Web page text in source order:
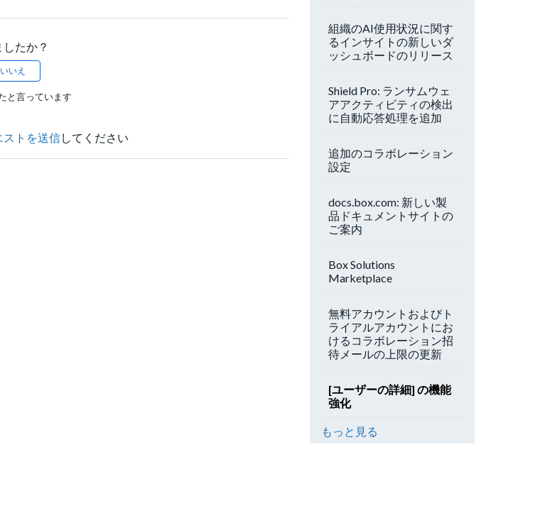
たか？
と言っています
ストを送信してください
組織のAI使用状況に関す
るインサイトの新しいダ
ッシュボードのリリース
Shield Pro: ランサムウェ
アアクティビティの検出
に自動応答処理を追加
追加のコラボレーション
設定
docs.box.com: 新しい製
品ドキュメントサイトの
ご案内
Box Solutions
Marketplace
無料アカウントおよびト
ライアルアカウントにお
けるコラボレーション招
待メールの上限の更新
[ユーザーの詳細] の機能
強化
もっと見る